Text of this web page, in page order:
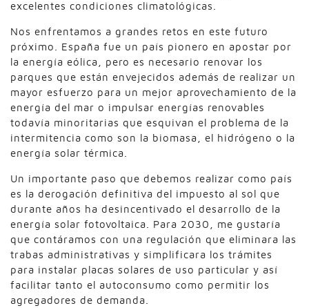
excelentes condiciones climatológicas.
Nos enfrentamos a grandes retos en este futuro
próximo. España fue un país pionero en apostar por
la energía eólica, pero es necesario renovar los
parques que están envejecidos además de realizar un
mayor esfuerzo para un mejor aprovechamiento de la
energía del mar o impulsar energías renovables
todavía minoritarias que esquivan el problema de la
intermitencia como son la biomasa, el hidrógeno o la
energía solar térmica.
Un importante paso que debemos realizar como país
es la derogación definitiva del impuesto al sol que
durante años ha desincentivado el desarrollo de la
energía solar fotovoltaica. Para 2030, me gustaría
que contáramos con una regulación que eliminara las
trabas administrativas y simplificara los trámites
para instalar placas solares de uso particular y así
facilitar tanto el autoconsumo como permitir los
agregadores de demanda.